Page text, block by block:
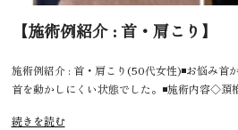
【施術例紹介 : 首・肩こり】
施術例紹介 : 首・肩こり(50代女性)◾️お悩み首
首を動かしにくい状態でした。◾️施術内容◇頚
続きを読む